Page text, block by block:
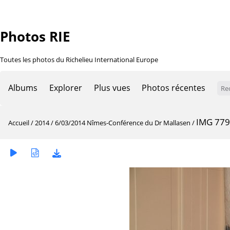
Photos RIE
Toutes les photos du Richelieu International Europe
Albums Explorer Plus vues Photos récentes
Accueil/2014/6/03/2014 Nîmes-Conférence du Dr Mallasen / IMG